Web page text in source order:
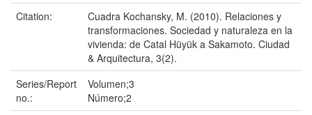
Citation:
Cuadra Kochansky, M. (2010). Relaciones y
transformaciones. Sociedad y naturaleza en la
vivienda: de Catal Hüyük a Sakamoto. Ciudad
& Arquitectura, 3(2).
Series/Report
no.:
Volumen;3
Número;2